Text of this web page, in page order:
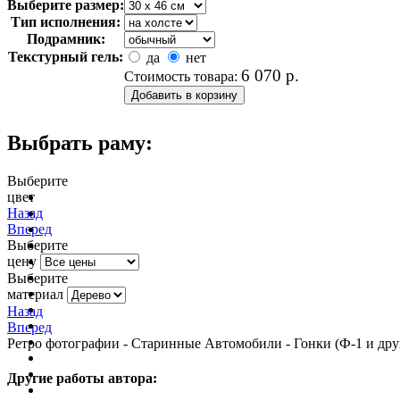
Выберите размер:
Тип исполнения:
Подрамник:
Текстурный гель:
да
нет
Стоимость товара: 6 070 р.
Выбрать раму:
Выберите
цвет
Назад
Вперед
Выберите
цену
Выберите
материал
Назад
Вперед
Ретро фотографии - Старинные Автомобили - Гонки (Ф-1 и
Другие работы автора: